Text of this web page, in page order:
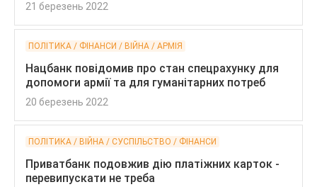
21 березень 2022
ПОЛІТИКА / ФІНАНСИ / ВІЙНА / АРМІЯ
Нацбанк повідомив про стан спецрахунку для
допомоги армії та для гуманітарних потреб
20 березень 2022
ПОЛІТИКА / ВІЙНА / СУСПІЛЬСТВО / ФІНАНСИ
Приватбанк подовжив дію платіжних карток -
перевипускати не треба